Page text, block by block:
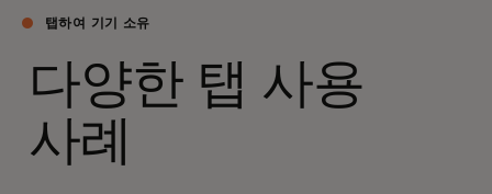
탭하여 기기 소유
다양한 탭 사용
사례